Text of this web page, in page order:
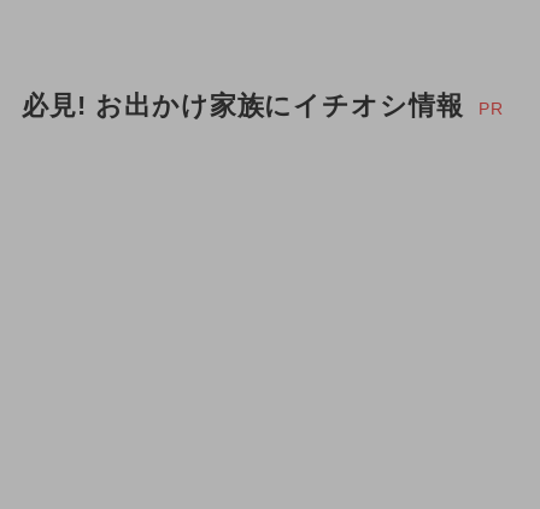
必見! お出かけ家族にイチオシ情報 PR